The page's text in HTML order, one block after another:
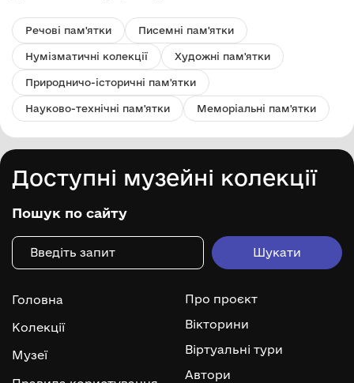
Речові пам'ятки Писемні пам'ятки
Нумізматичні колекції Художні пам'ятки
Природничо-історичні пам'ятки
Науково-технічні пам'ятки Меморіальні пам'ятки
Доступні музейні колекції
Пошук по сайту
Головна
Колекції
Музеї
Про проєкт
Вікторини
Віртуальні тури
Автори